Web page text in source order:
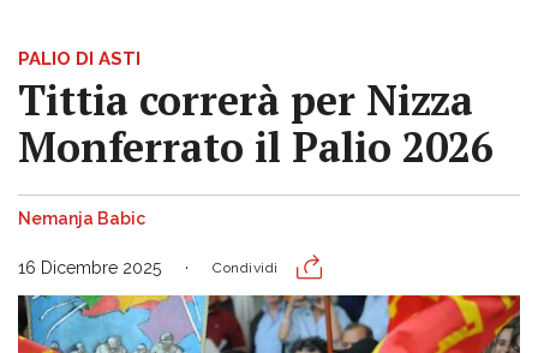
PALIO DI ASTI
Tittia correrà per Nizza
Monferrato il Palio 2026
Nemanja Babic
16 Dicembre 2025 Condividi